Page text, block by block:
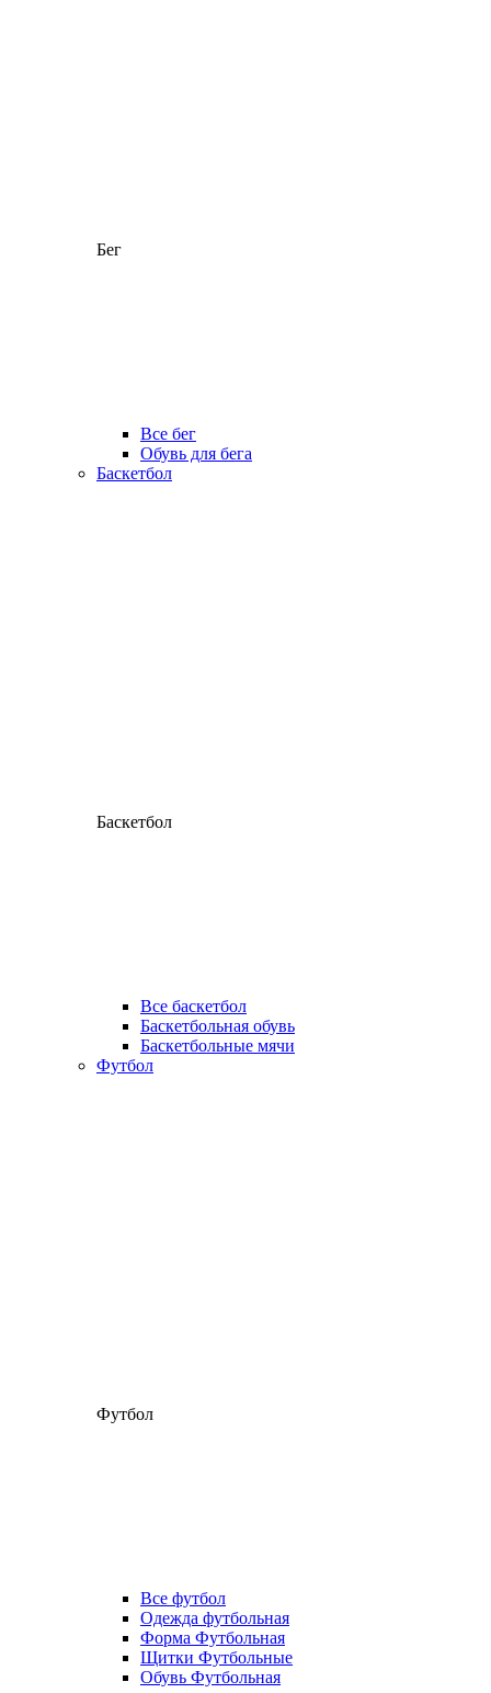
Бег
Все бег
Обувь для бега
Баскетбол
Баскетбол
Все баскетбол
Баскетбольная обувь
Баскетбольные мячи
Футбол
Футбол
Все футбол
Одежда футбольная
Форма Футбольная
Щитки Футбольные
Обувь Футбольная